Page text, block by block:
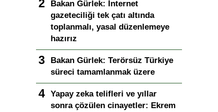
Bakan Gürlek: İnternet
gazeteciliği tek çatı altında
toplanmalı, yasal düzenlemeye
hazırız
Bakan Gürlek: Terörsüz Türkiye
süreci tamamlanmak üzere
Yapay zeka telifleri ve yıllar
sonra çözülen cinayetler: Ekrem